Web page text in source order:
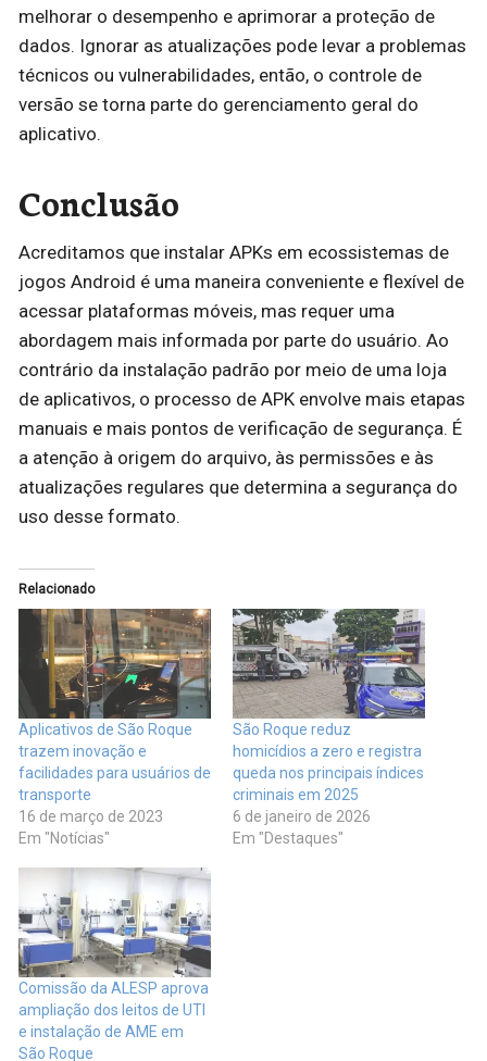
melhorar o desempenho e aprimorar a proteção de
dados. Ignorar as atualizações pode levar a problemas
técnicos ou vulnerabilidades, então, o controle de
versão se torna parte do gerenciamento geral do
aplicativo.
Conclusão
Acreditamos que instalar APKs em ecossistemas de
jogos Android é uma maneira conveniente e flexível de
acessar plataformas móveis, mas requer uma
abordagem mais informada por parte do usuário. Ao
contrário da instalação padrão por meio de uma loja
de aplicativos, o processo de APK envolve mais etapas
manuais e mais pontos de verificação de segurança. É
a atenção à origem do arquivo, às permissões e às
atualizações regulares que determina a segurança do
uso desse formato.
Relacionado
Aplicativos de São Roque
trazem inovação e
facilidades para usuários de
transporte
16 de março de 2023
Em "Notícias"
São Roque reduz
homicídios a zero e registra
queda nos principais índices
criminais em 2025
6 de janeiro de 2026
Em "Destaques"
Comissão da ALESP aprova
ampliação dos leitos de UTI
e instalação de AME em
São Roque